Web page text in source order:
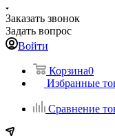
Заказать звонок
Задать вопрос
Войти
Корзина0
Избранные
Сравнение